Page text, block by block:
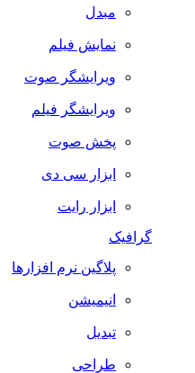
مبدل
نمایش فیلم
ویرایشگر صوت
ویرایشگر فیلم
پخش صوت
ابزار سی دی
ابزار رایت
گرافیک
پلاگین نرم افزارها
انیمیشن
تبدیل
طراحی